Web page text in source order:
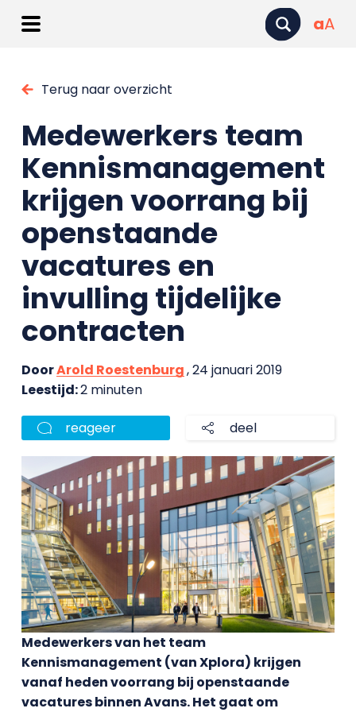
aA
Terug naar overzicht
Medewerkers team
Kennismanagement
krijgen voorrang bij
openstaande
vacatures en
invulling tijdelijke
contracten
DoorArold Roestenburg, 24 januari 2019
Leestijd:2 minuten
reageer deel
Medewerkers van het team
Kennismanagement (van Xplora) krijgen
vanaf heden voorrang bij openstaande
vacatures binnen Avans. Het gaat om